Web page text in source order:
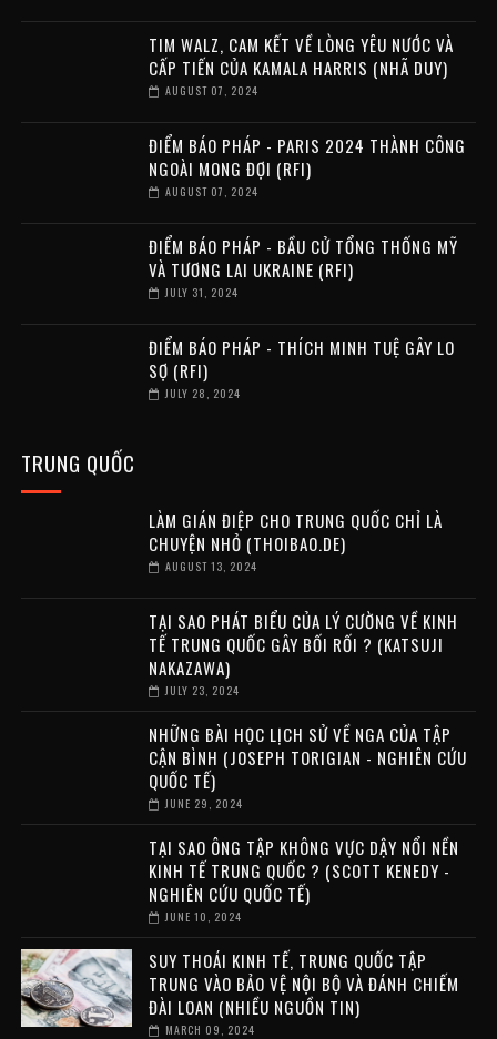
TIM WALZ, CAM KẾT VỀ LÒNG YÊU NƯỚC VÀ
CẤP TIẾN CỦA KAMALA HARRIS (NHÃ DUY)
AUGUST 07, 2024
ĐIỂM BÁO PHÁP - PARIS 2024 THÀNH CÔNG
NGOÀI MONG ĐỢI (RFI)
AUGUST 07, 2024
ĐIỂM BÁO PHÁP - BẦU CỬ TỔNG THỐNG MỸ
VÀ TƯƠNG LAI UKRAINE (RFI)
JULY 31, 2024
ĐIỂM BÁO PHÁP - THÍCH MINH TUỆ GÂY LO
SỢ (RFI)
JULY 28, 2024
TRUNG QUỐC
LÀM GIÁN ĐIỆP CHO TRUNG QUỐC CHỈ LÀ
CHUYỆN NHỎ (THOIBAO.DE)
AUGUST 13, 2024
TẠI SAO PHÁT BIỂU CỦA LÝ CƯỜNG VỀ KINH
TẾ TRUNG QUỐC GÂY BỐI RỐI ? (KATSUJI
NAKAZAWA)
JULY 23, 2024
NHỮNG BÀI HỌC LỊCH SỬ VỀ NGA CỦA TẬP
CẬN BÌNH (JOSEPH TORIGIAN - NGHIÊN CỨU
QUỐC TẾ)
JUNE 29, 2024
TẠI SAO ÔNG TẬP KHÔNG VỰC DẬY NỔI NỀN
KINH TẾ TRUNG QUỐC ? (SCOTT KENEDY -
NGHIÊN CỨU QUỐC TẾ)
JUNE 10, 2024
SUY THOÁI KINH TẾ, TRUNG QUỐC TẬP
TRUNG VÀO BẢO VỆ NỘI BỘ VÀ ĐÁNH CHIẾM
ĐÀI LOAN (NHIỀU NGUỒN TIN)
MARCH 09, 2024